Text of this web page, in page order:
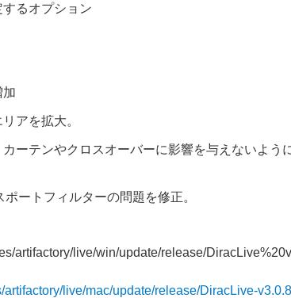
るオプション
加
アを拡大。
ーテンやクロスオーバーに影響を与えないよう
ートフィルターの問題を修正。
artifactory/live/win/update/release/
artifactory/live/mac/update/release/DiracLive-